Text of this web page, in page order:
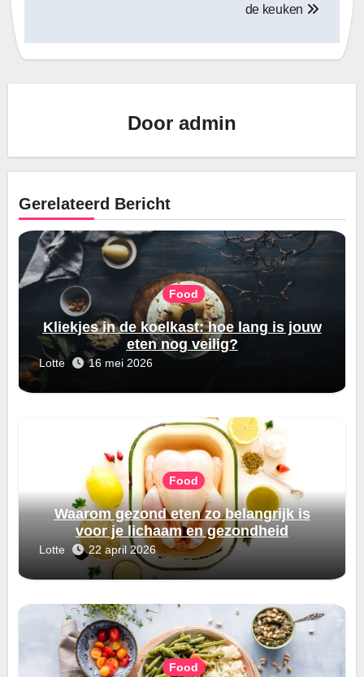
de keuken
Door admin
Gerelateerd Bericht
Food
Kliekjes in de koelkast: hoe lang is jouw
eten nog veilig?
Lotte 16 mei 2026
Food
Waarom gezond eten zo belangrijk is
voor je lichaam en gezondheid
Lotte 22 april 2026
Food